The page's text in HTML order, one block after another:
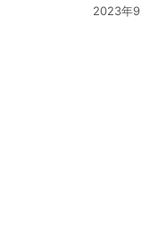
2023年9